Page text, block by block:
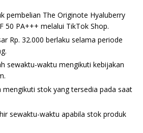
pembelian The Originote Hyaluberry
50 PA+++ melalui TikTok Shop.
Rp. 32.000 berlaku selama periode
sewaktu-waktu mengikuti kebijakan
mengikuti stok yang tersedia pada saat
sewaktu-waktu apabila stok produk